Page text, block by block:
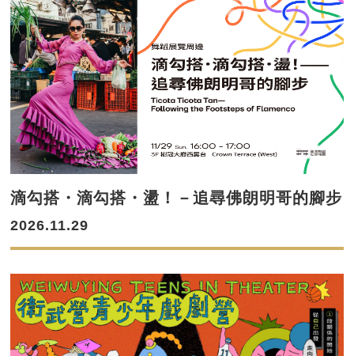
滴勾搭・滴勾搭・盪！－追尋佛朗明哥的腳步
2026.11.29